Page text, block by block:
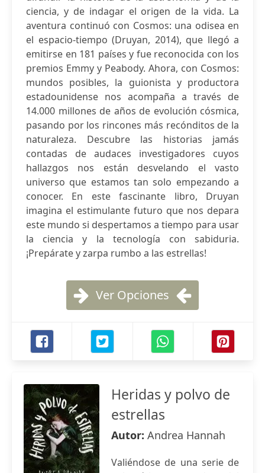
ciencia, y de indagar el origen de la vida. La
aventura continuó con Cosmos: una odisea en
el espacio-tiempo (Druyan, 2014), que llegó a
emitirse en 181 países y fue reconocida con los
premios Emmy y Peabody. Ahora, con Cosmos:
mundos posibles, la guionista y productora
estadounidense nos acompaña a través de
14.000 millones de años de evolución cósmica,
pasando por los rincones más recónditos de la
naturaleza. Descubre las historias jamás
contadas de audaces investigadores cuyos
hallazgos nos están desvelando el vasto
universo que estamos tan solo empezando a
conocer. En este fascinante libro, Druyan
imagina el estimulante futuro que nos depara
este mundo si despertamos a tiempo para usar
la ciencia y la tecnología con sabiduria.
¡Prepárate y zarpa rumbo a las estrellas!
Ver Opciones
Heridas y polvo de
estrellas
Autor: Andrea Hannah
Valiéndose de una serie de